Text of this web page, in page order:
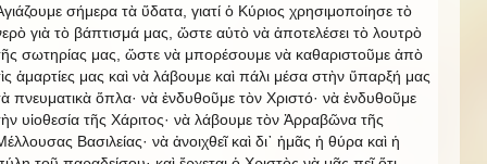
σήμερα τὰ ὕδατα, γιατί ὁ Κύριος χρησιμοποίησε τὸ
γιὰ τὸ βάπτισμά μας, ὥστε αὐτὸ νὰ ἀποτελέσει τὸ λουτρὸ
σωτηρίας μας, ὥστε νὰ μπορέσουμε νὰ καθαριστοῦμε ἀπὸ
ἁμαρτίες μας καὶ νὰ λάβουμε καὶ πάλι μέσα στὴν ὕπαρξή μας
πνευματικὰ ὅπλα· νὰ ἐνδυθοῦμε τὸν Χριστό· νὰ ἐνδυθοῦμε
υἱοθεσία τῆς Χάριτος· νὰ λάβουμε τὸν Ἀρραβῶνα τῆς
Βασιλείας· νὰ ἀνοιχθεῖ καὶ δι᾿ ἡμᾶς ἡ θύρα καὶ ἡ